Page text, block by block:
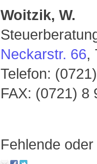
Woitzik, W.
Neckarstr. 66,
Telefon:
FAX: (0721) 8
Fehlende